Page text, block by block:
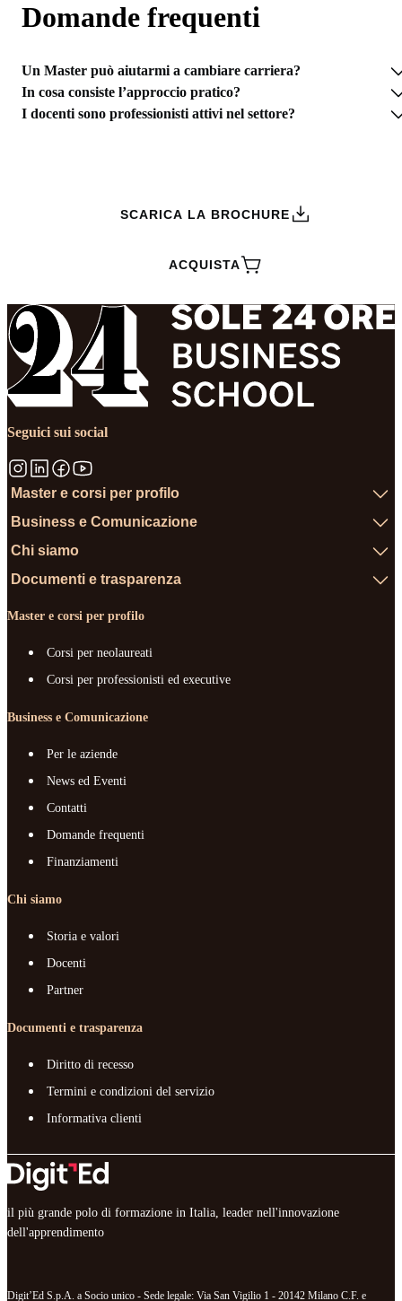
Domande frequenti
Un Master può aiutarmi a cambiare carriera?
In cosa consiste l’approccio pratico?
I docenti sono professionisti attivi nel settore?
SCARICA LA BROCHURE
ACQUISTA
Seguici sui social
Master e corsi per profilo
Business e Comunicazione
Chi siamo
Documenti e trasparenza
Master e corsi per profilo
Corsi per neolaureati
Corsi per professionisti ed executive
Business e Comunicazione
Per le aziende
News ed Eventi
Contatti
Domande frequenti
Finanziamenti
Chi siamo
Storia e valori
Docenti
Partner
Documenti e trasparenza
Diritto di recesso
Termini e condizioni del servizio
Informativa clienti
il più grande polo di formazione in Italia, leader nell'innovazione
dell'apprendimento
Digit’Ed S.p.A. a Socio unico - Sede legale: Via San Vigilio 1 - 20142 Milano C.F. e